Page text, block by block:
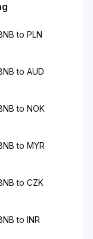
to PLN
to AUD
to NOK
to MYR
to CZK
to INR